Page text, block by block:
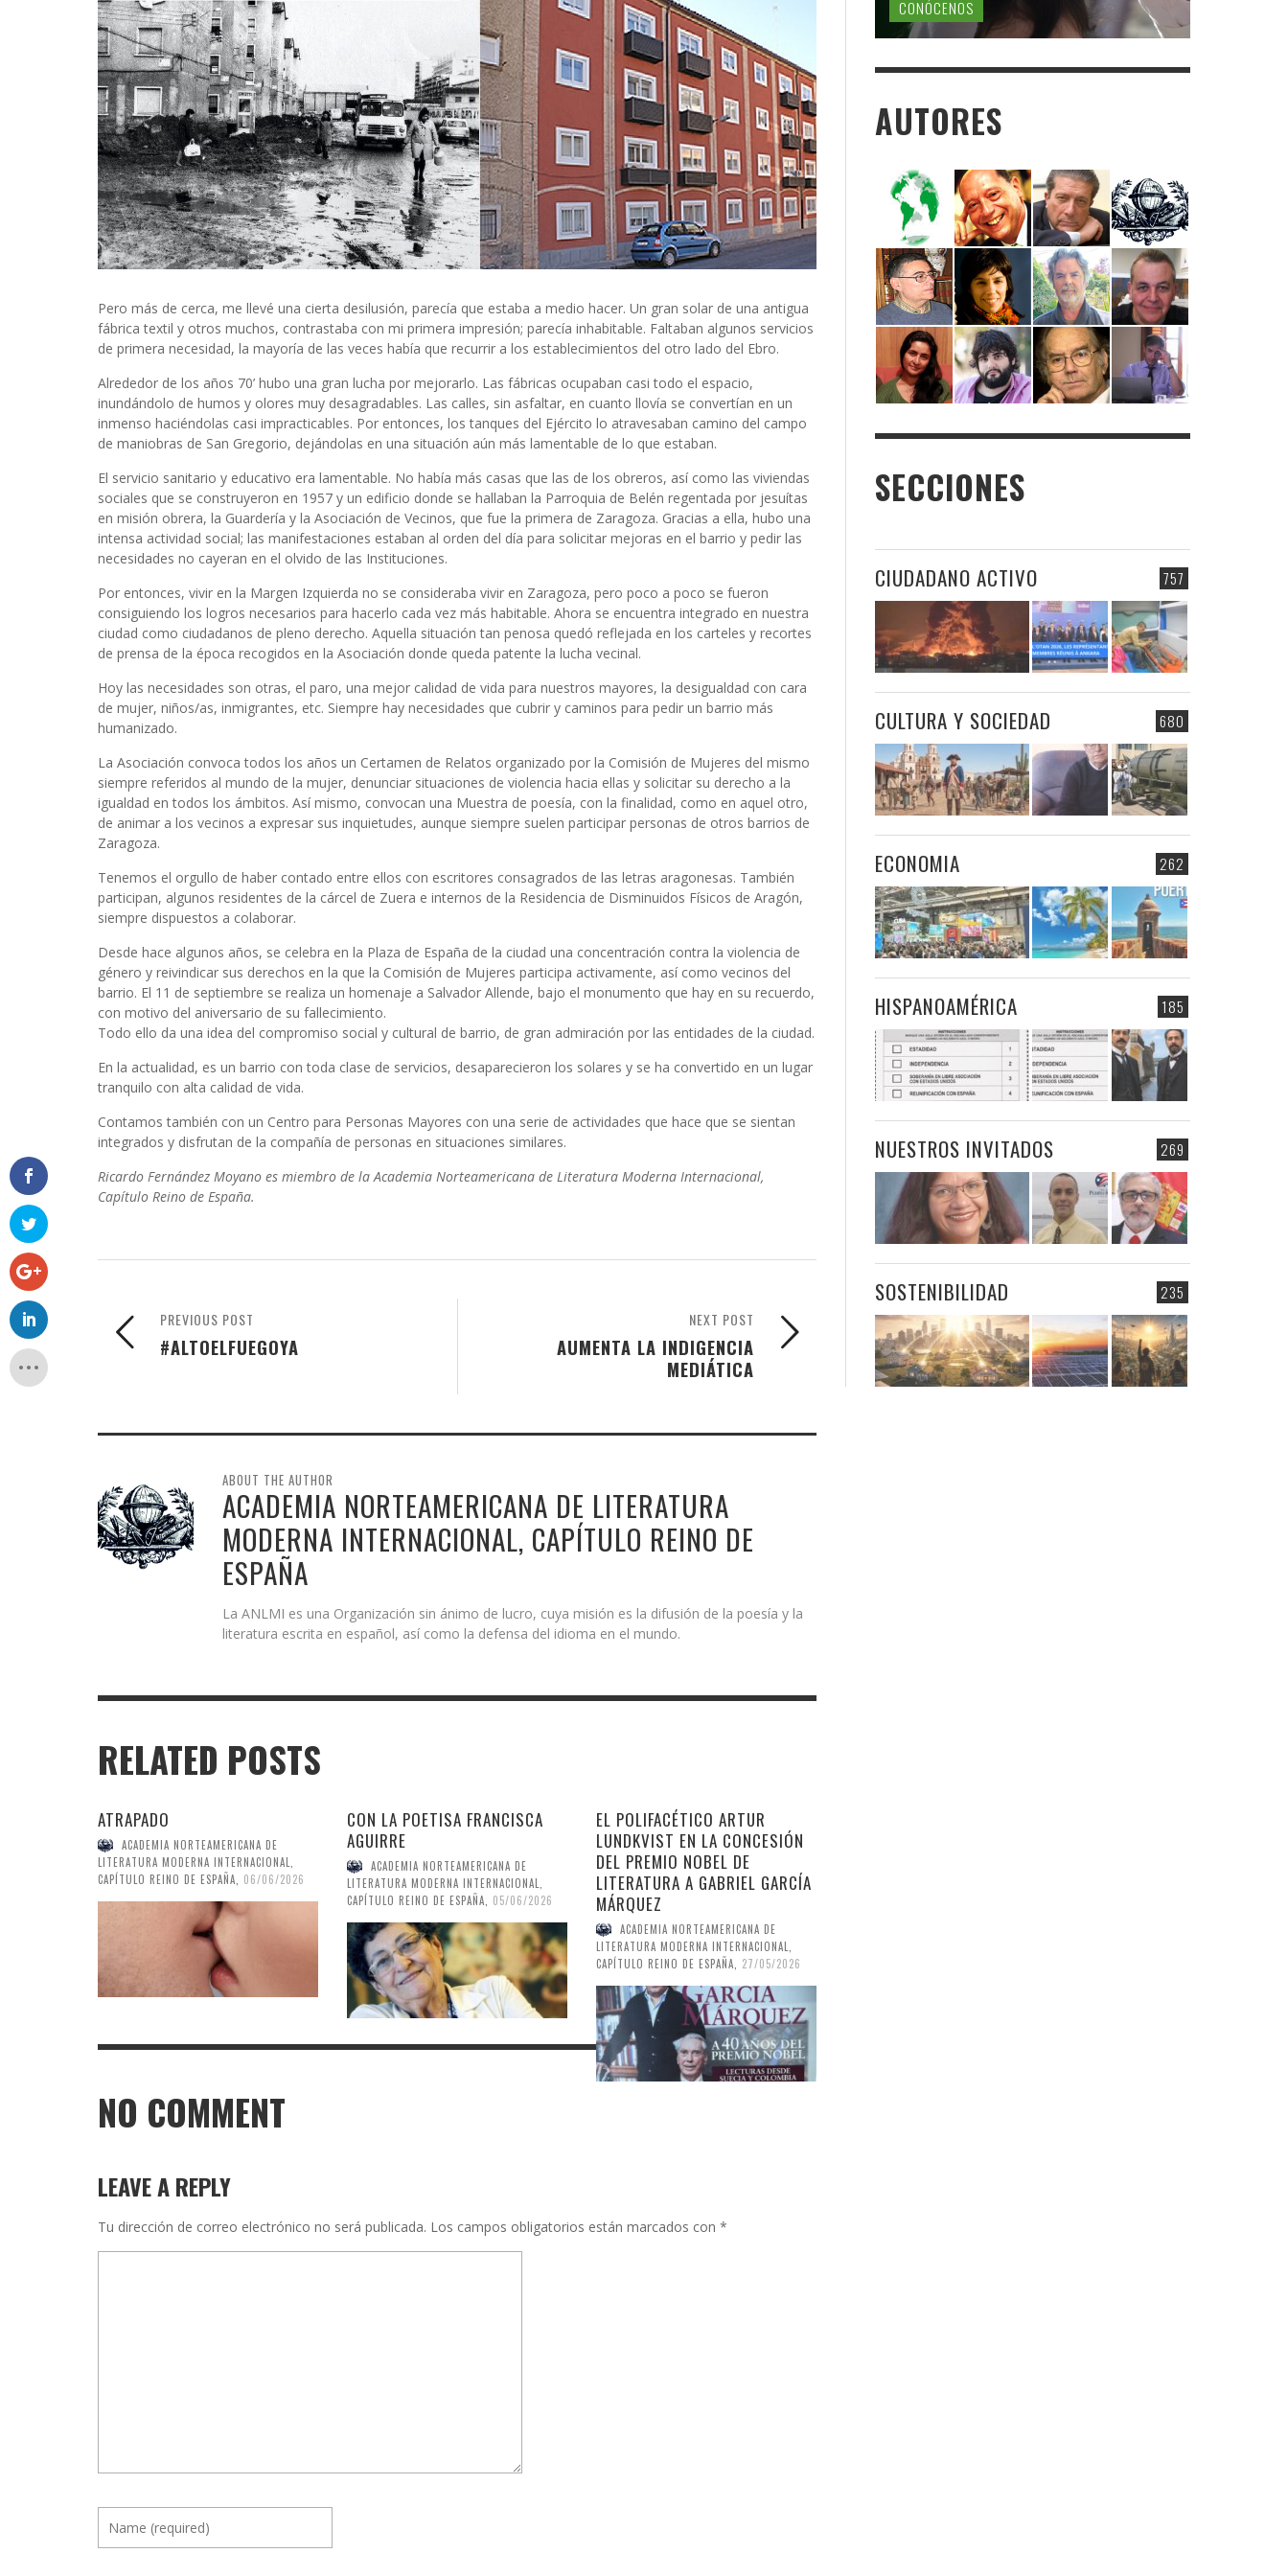
Pero más de cerca, me llevé una cierta desilusión, parecía que estaba a medio hacer. Un gran solar de una antigua
fábrica textil y otros muchos, contrastaba con mi primera impresión; parecía inhabitable. Faltaban algunos servicios
de primera necesidad, la mayoría de las veces había que recurrir a los establecimientos del otro lado del Ebro.
Alrededor de los años 70’ hubo una gran lucha por mejorarlo. Las fábricas ocupaban casi todo el espacio,
inundándolo de humos y olores muy desagradables. Las calles, sin asfaltar, en cuanto llovía se convertían en un
inmenso haciéndolas casi impracticables. Por entonces, los tanques del Ejército lo atravesaban camino del campo
de maniobras de San Gregorio, dejándolas en una situación aún más lamentable de lo que estaban.
El servicio sanitario y educativo era lamentable. No había más casas que las de los obreros, así como las viviendas
sociales que se construyeron en 1957 y un edificio donde se hallaban la Parroquia de Belén regentada por jesuítas
en misión obrera, la Guardería y la Asociación de Vecinos, que fue la primera de Zaragoza. Gracias a ella, hubo una
intensa actividad social; las manifestaciones estaban al orden del día para solicitar mejoras en el barrio y pedir las
necesidades no cayeran en el olvido de las Instituciones.
Por entonces, vivir en la Margen Izquierda no se consideraba vivir en Zaragoza, pero poco a poco se fueron
consiguiendo los logros necesarios para hacerlo cada vez más habitable. Ahora se encuentra integrado en nuestra
ciudad como ciudadanos de pleno derecho. Aquella situación tan penosa quedó reflejada en los carteles y recortes
de prensa de la época recogidos en la Asociación donde queda patente la lucha vecinal.
Hoy las necesidades son otras, el paro, una mejor calidad de vida para nuestros mayores, la desigualdad con cara
de mujer, niños/as, inmigrantes, etc. Siempre hay necesidades que cubrir y caminos para pedir un barrio más
humanizado.
La Asociación convoca todos los años un Certamen de Relatos organizado por la Comisión de Mujeres del mismo
siempre referidos al mundo de la mujer, denunciar situaciones de violencia hacia ellas y solicitar su derecho a la
igualdad en todos los ámbitos. Así mismo, convocan una Muestra de poesía, con la finalidad, como en aquel otro,
de animar a los vecinos a expresar sus inquietudes, aunque siempre suelen participar personas de otros barrios de
Zaragoza.
Tenemos el orgullo de haber contado entre ellos con escritores consagrados de las letras aragonesas. También
participan, algunos residentes de la cárcel de Zuera e internos de la Residencia de Disminuidos Físicos de Aragón,
siempre dispuestos a colaborar.
Desde hace algunos años, se celebra en la Plaza de España de la ciudad una concentración contra la violencia de
género y reivindicar sus derechos en la que la Comisión de Mujeres participa activamente, así como vecinos del
barrio. El 11 de septiembre se realiza un homenaje a Salvador Allende, bajo el monumento que hay en su recuerdo,
con motivo del aniversario de su fallecimiento.
Todo ello da una idea del compromiso social y cultural de barrio, de gran admiración por las entidades de la ciudad.
En la actualidad, es un barrio con toda clase de servicios, desaparecieron los solares y se ha convertido en un lugar
tranquilo con alta calidad de vida.
Contamos también con un Centro para Personas Mayores con una serie de actividades que hace que se sientan
integrados y disfrutan de la compañía de personas en situaciones similares.
Ricardo Fernández Moyano es miembro de la Academia Norteamericana de Literatura Moderna Internacional,
Capítulo Reino de España.
NEXT POST
AUMENTA LA INDIGENCIA
MEDIÁTICA
PREVIOUS POST
#ALTOELFUEGOYA
ABOUT THE AUTHOR
ACADEMIA NORTEAMERICANA DE LITERATURA
MODERNA INTERNACIONAL, CAPÍTULO REINO DE
ESPAÑA
La ANLMI es una Organización sin ánimo de lucro, cuya misión es la difusión de la poesía y la
literatura escrita en español, así como la defensa del idioma en el mundo.
RELATED POSTS
ATRAPADO
ACADEMIA NORTEAMERICANA DE
LITERATURA MODERNA INTERNACIONAL,
CAPÍTULO REINO DE ESPAÑA
06/06/2026
CON LA POETISA FRANCISCA
AGUIRRE
ACADEMIA NORTEAMERICANA DE
LITERATURA MODERNA INTERNACIONAL,
CAPÍTULO REINO DE ESPAÑA
05/06/2026
EL POLIFACÉTICO ARTUR
LUNDKVIST EN LA CONCESIÓN
DEL PREMIO NOBEL DE
LITERATURA A GABRIEL GARCÍA
MÁRQUEZ
ACADEMIA NORTEAMERICANA DE
LITERATURA MODERNA INTERNACIONAL,
CAPÍTULO REINO DE ESPAÑA
27/05/2026
NO COMMENT
LEAVE A REPLY
Tu dirección de correo electrónico no será publicada. Los campos obligatorios están marcados con *
CONÓCENOS
AUTORES
SECCIONES
757
CIUDADANO ACTIVO
680
CULTURA Y SOCIEDAD
262
ECONOMIA
185
HISPANOAMÉRICA
269
NUESTROS INVITADOS
235
SOSTENIBILIDAD